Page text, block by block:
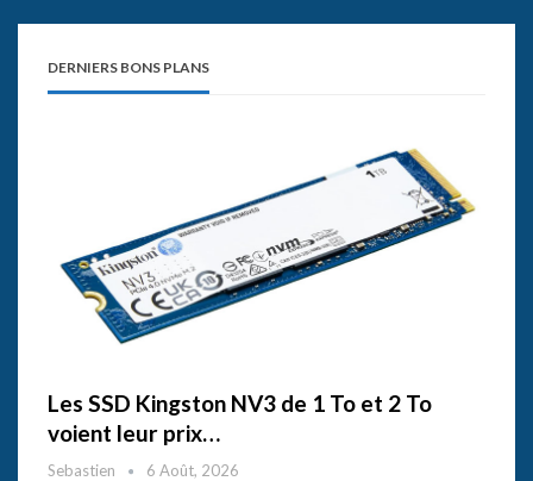
DERNIERS BONS PLANS
Les SSD Kingston NV3 de 1 To et 2 To
voient leur prix…
Sebastien 6 Août, 2026